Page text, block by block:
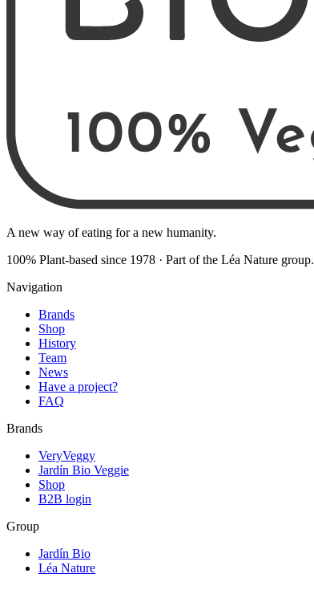
A new way of eating for a new humanity.
100% Plant-based since 1978 · Part of the Léa Nature group.
Navigation
Brands
Shop
History
Team
News
Have a project?
FAQ
Brands
VeryVeggy
Jardín Bio Veggie
Shop
B2B login
Group
Jardín Bio
Léa Nature